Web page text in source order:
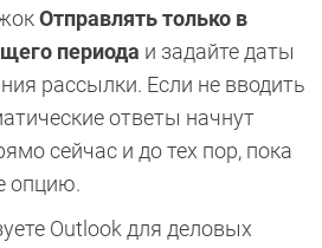
Отправлять только в
периода и задайте даты
рассылки. Если не вводить
ответы начнут
сейчас и до тех пор, пока
опцию.
Outlook для деловых